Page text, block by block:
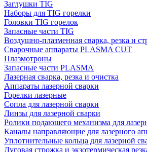
Заглушки TIG
Наборы для TIG горелки
Головки TIG горелок
Запасные части TIG
Воздушно-плазменная сварка, резка и
Сварочные аппараты PLASMA CUT
Плазмотроны
Запасные части PLASMA
Лазерная сварка, резка и очистка
Аппараты лазерной сварки
Горелки лазерные
Сопла для лазерной сварки
Линзы для лазерной сварки
Ролики подающего механизма для
Каналы направляющие для лазерного
Уплотнительные кольца для лазерной
Дуговая строжка и экзотермическая